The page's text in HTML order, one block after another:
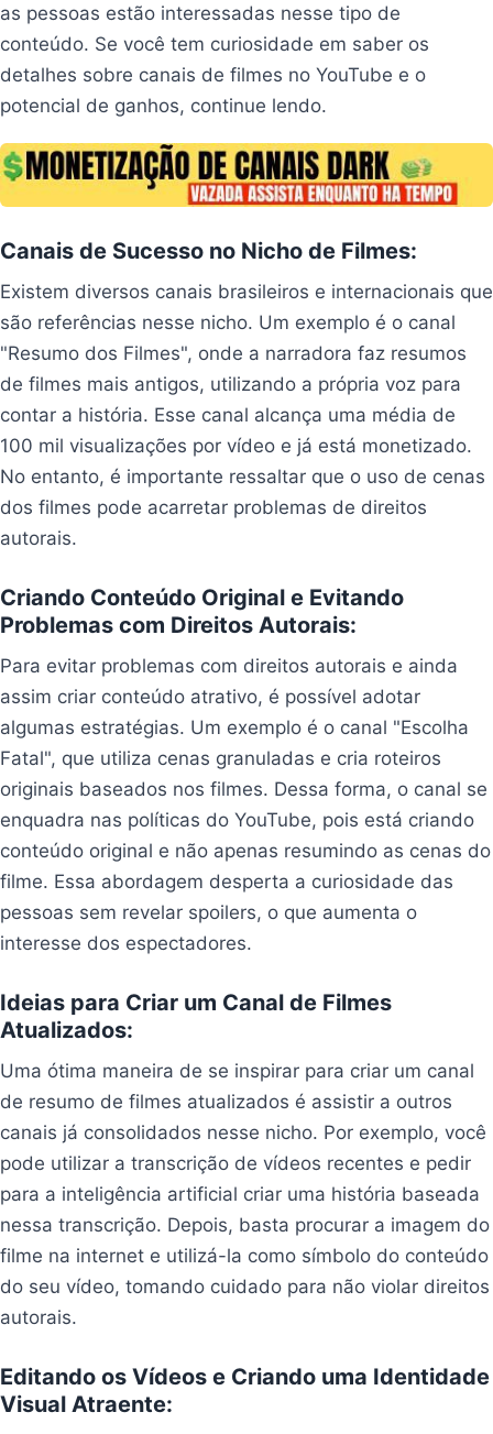
as pessoas estão interessadas nesse tipo de
conteúdo. Se você tem curiosidade em saber os
detalhes sobre canais de filmes no YouTube e o
potencial de ganhos, continue lendo.
Canais de Sucesso no Nicho de Filmes:
Existem diversos canais brasileiros e internacionais que
são referências nesse nicho. Um exemplo é o canal
"Resumo dos Filmes", onde a narradora faz resumos
de filmes mais antigos, utilizando a própria voz para
contar a história. Esse canal alcança uma média de
100 mil visualizações por vídeo e já está monetizado.
No entanto, é importante ressaltar que o uso de cenas
dos filmes pode acarretar problemas de direitos
autorais.
Criando Conteúdo Original e Evitando
Problemas com Direitos Autorais:
Para evitar problemas com direitos autorais e ainda
assim criar conteúdo atrativo, é possível adotar
algumas estratégias. Um exemplo é o canal "Escolha
Fatal", que utiliza cenas granuladas e cria roteiros
originais baseados nos filmes. Dessa forma, o canal se
enquadra nas políticas do YouTube, pois está criando
conteúdo original e não apenas resumindo as cenas do
filme. Essa abordagem desperta a curiosidade das
pessoas sem revelar spoilers, o que aumenta o
interesse dos espectadores.
Ideias para Criar um Canal de Filmes
Atualizados:
Uma ótima maneira de se inspirar para criar um canal
de resumo de filmes atualizados é assistir a outros
canais já consolidados nesse nicho. Por exemplo, você
pode utilizar a transcrição de vídeos recentes e pedir
para a inteligência artificial criar uma história baseada
nessa transcrição. Depois, basta procurar a imagem do
filme na internet e utilizá-la como símbolo do conteúdo
do seu vídeo, tomando cuidado para não violar direitos
autorais.
Editando os Vídeos e Criando uma Identidade
Visual Atraente: